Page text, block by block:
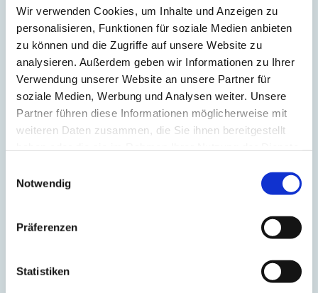
Wir verwenden Cookies, um Inhalte und Anzeigen zu
personalisieren, Funktionen für soziale Medien anbieten
zu können und die Zugriffe auf unsere Website zu
analysieren. Außerdem geben wir Informationen zu Ihrer
Verwendung unserer Website an unsere Partner für
soziale Medien, Werbung und Analysen weiter. Unsere
Partner führen diese Informationen möglicherweise mit
weiteren Daten zusammen, die Sie ihnen bereitgestellt
Notwendig
Präferenzen
Statistiken
und ganz auf das Wachstum
deines Unternehmens
konzentrieren kannst, während
wir uns um alle logistischen
Herausforderungen kümmern.
Mehr erfahren
Nachhaltiger E-Commerce.
Klimaneutrale Logistik und Fulfillment
Nur Kompensation allein genügt uns nicht. Bei MS Direct